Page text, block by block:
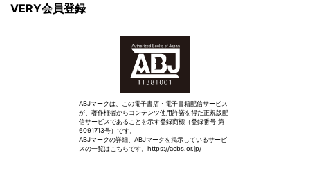
VERY会員登録
ABJマークは、この電子書店・電子書籍配信サービス
が、著作権者からコンテンツ使用許諾を得た正規版配
信サービスであることを示す登録商標（登録番号 第
6091713号）です。
ABJマークの詳細、ABJマークを掲示しているサービ
スの一覧はこちらです。 https://aebs.or.jp/